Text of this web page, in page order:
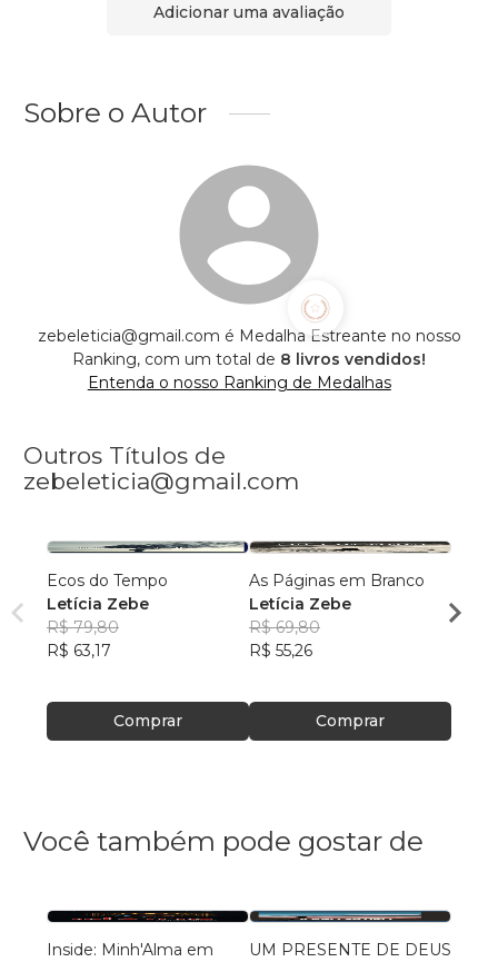
Adicionar uma avaliação
Sobre o Autor
zebeleticia@gmail.com é Medalha Estreante no nosso
Ranking, com um total de 8 livros vendidos!
Entenda o nosso Ranking de Medalhas
Outros Títulos de
zebeleticia@gmail.com
Ecos do Tempo
Letícia Zebe
R$ 79,80
R$ 63,17
Comprar
As Páginas em Branco
Letícia Zebe
R$ 69,80
R$ 55,26
Comprar
R$
Você também pode gostar de
Inside: Minh'Alma em
UM PRESENTE DE DEUS